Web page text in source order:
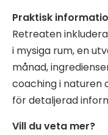
Praktisk
Retreaten
i mysiga rum, en
månad,
coaching i naturen
för detaljerad
Vill du veta mer?